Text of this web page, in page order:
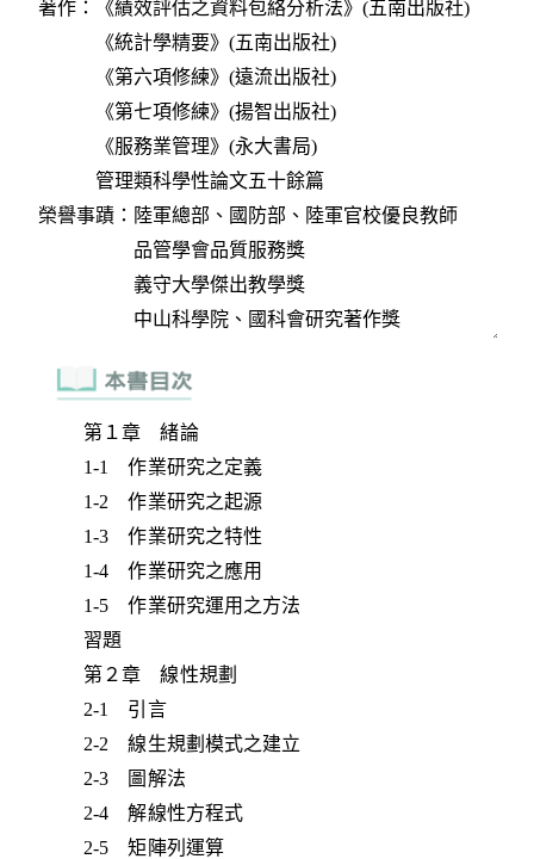
第１章 緒論
1-1 作業研究之定義
1-2 作業研究之起源
1-3 作業研究之特性
1-4 作業研究之應用
1-5 作業研究運用之方法
習題
第２章 線性規劃
2-1 引言
2-2 線生規劃模式之建立
2-3 圖解法
2-4 解線性方程式
2-5 矩陣列運算